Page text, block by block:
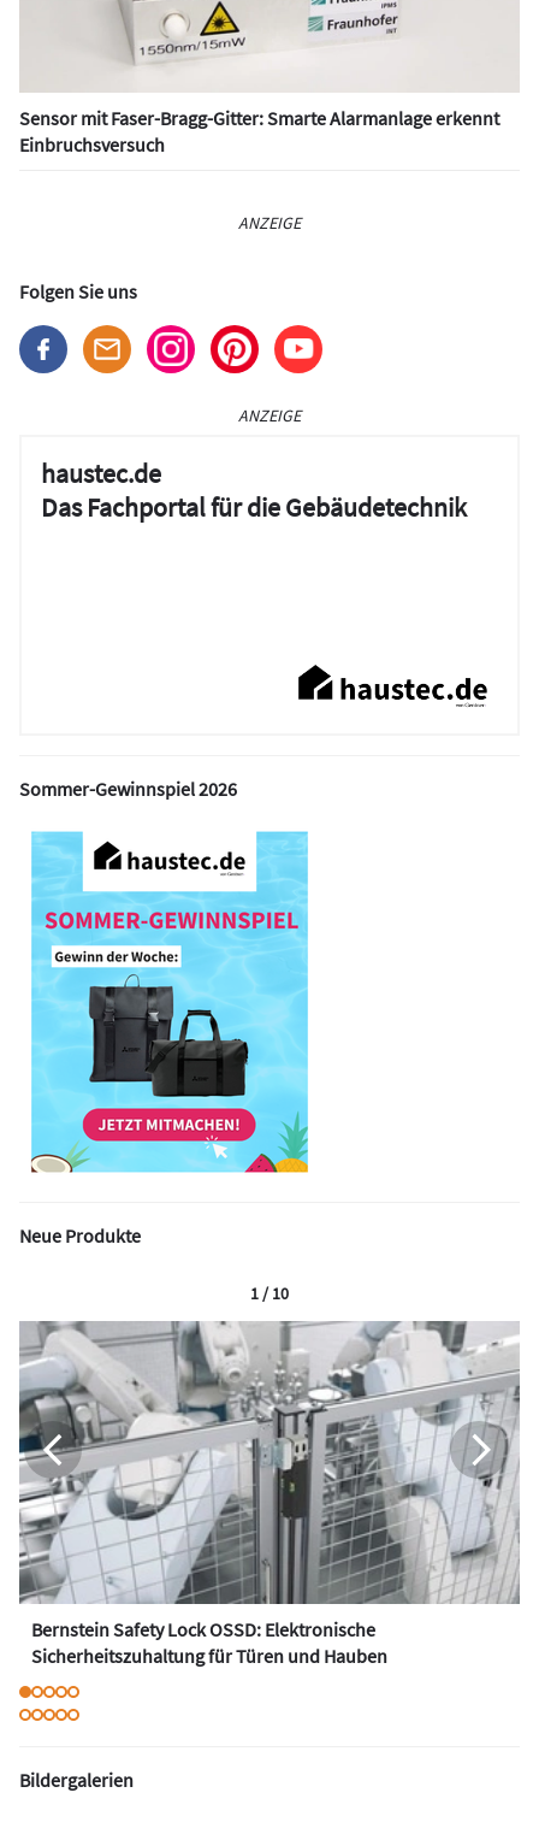
Sensor mit Faser-Bragg-Gitter: Smarte Alarmanlage erkennt
Einbruchsversuch
ANZEIGE
Folgen Sie uns
ANZEIGE
haustec.de
Das Fachportal für die Gebäudetechnik
Sommer-Gewinnspiel 2026
Neue Produkte
Bernstein Safety Lock OSSD: Elektronische
Sicherheitszuhaltung für Türen und Hauben
1 / 10
Bildergalerien